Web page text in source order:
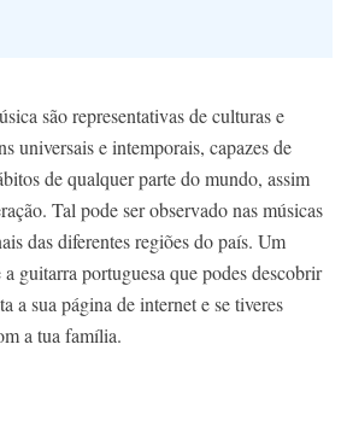
são representativas de culturas e
universais e intemporais, capazes de
de qualquer parte do mundo, assim
Tal pode ser observado nas músicas
das diferentes regiões do país. Um
a guitarra portuguesa que podes descobrir
a sua página de internet e se tiveres
a tua família.